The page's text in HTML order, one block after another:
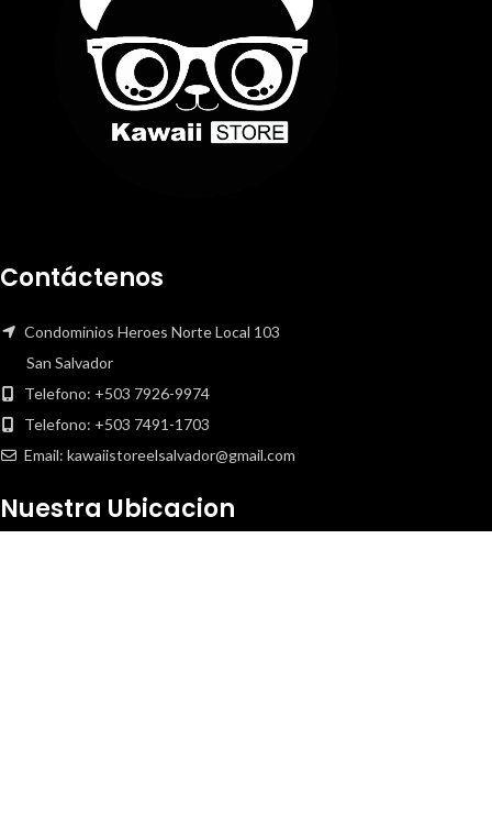
Contáctenos
Condominios Heroes Norte Local 103
San Salvador
Telefono: +503 7926-9974
Telefono: +503 7491-1703
Email: kawaiistoreelsalvador@gmail.com
Nuestra Ubicacion